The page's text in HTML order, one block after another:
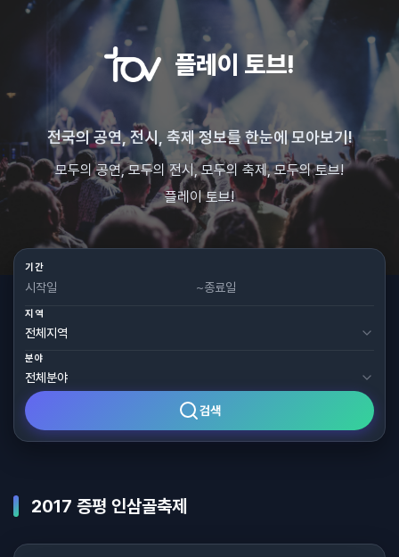
플레이 토브!
전국의 공연, 전시, 축제 정보를 한눈에 모아보기!
모두의 공연, 모두의 전시, 모두의 축제, 모두의 토브!
플레이 토브!
기간
~
지역
분야
검색
2017 증평 인삼골축제